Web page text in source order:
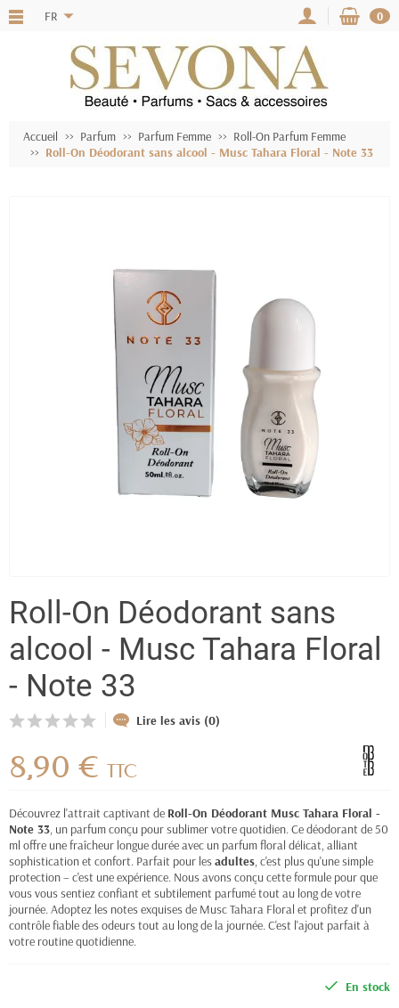
FR 0
Accueil Parfum Parfum Femme
Roll-On Parfum Femme
Roll-On Déodorant sans alcool - Musc Tahara Floral - Note 33
Roll-On Déodorant sans
alcool - Musc Tahara Floral
- Note 33
Lire les avis (0)
8,90 € TTC
Découvrez l'attrait captivant de Roll-On Déodorant Musc Tahara Floral -
Note 33, un parfum conçu pour sublimer votre quotidien. Ce déodorant de 50
ml offre une fraîcheur longue durée avec un parfum floral délicat, alliant
sophistication et confort. Parfait pour lesadultes, c'est plus qu'une simple
protection – c'est une expérience. Nous avons conçu cette formule pour que
vous vous sentiez confiant et subtilement parfumé tout au long de votre
journée. Adoptez les notes exquises de Musc Tahara Floral et profitez d'un
contrôle fiable des odeurs tout au long de la journée. C'est l'ajout parfait à
votre routine quotidienne.
En stock